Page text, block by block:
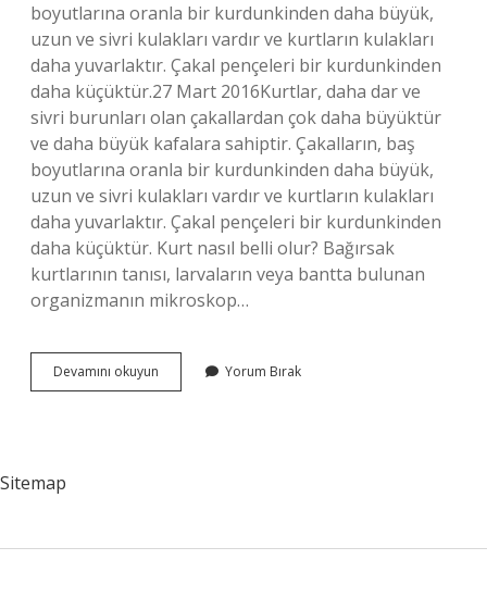
boyutlarına oranla bir kurdunkinden daha büyük,
uzun ve sivri kulakları vardır ve kurtların kulakları
daha yuvarlaktır. Çakal pençeleri bir kurdunkinden
daha küçüktür.27 Mart 2016Kurtlar, daha dar ve
sivri burunları olan çakallardan çok daha büyüktür
ve daha büyük kafalara sahiptir. Çakalların, baş
boyutlarına oranla bir kurdunkinden daha büyük,
uzun ve sivri kulakları vardır ve kurtların kulakları
daha yuvarlaktır. Çakal pençeleri bir kurdunkinden
daha küçüktür. Kurt nasıl belli olur? Bağırsak
kurtlarının tanısı, larvaların veya bantta bulunan
organizmanın mikroskop…
Devamını okuyun
Nasıl
Yorum Bırak
Sitemap